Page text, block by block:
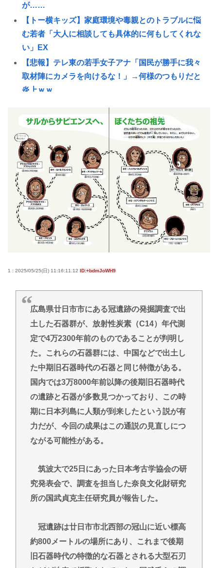
が……
【トー横キッズ】家庭環境や毒親とのトラブルに悩
む若者「大人に相談しても具体的に何もしてくれな
い」EX
【悲報】テレ東の若手女子アナ「国民が勝手に我々
取材陣にカメラを向けるな！」→何様のつもりだと
炎上ｗｗ
て言ったじゃねーか！」（ヽ´ん`）「」 反論できる？
昔のおまいら「マクドはクソ！モスバーガー最高
や！」👈この風潮はもう無くなった？
【悲報】3大バーガーキングの弱点「冷めてる」
【画像】1998年のギャルゲー雑誌www
現在ヤフコメ時速ランキング1位の記事がこれ。どう
思う？
「まるで難民キャンプ」 避難所の劣悪な環境に専
門家も「びっくりした」 車中泊にもリスクが
ベジットのベジータ要素、ネーミングセンスしかな
クーラーつけるくらいなら死を選ぶ 7割超え
Powered by livedoor 相互RSS
1 : 2025/05/25(日) 11:16:11.12 ID:+bdmJoWH9
広島県廿日市市にある冠遺跡の発掘調査で出
土した石器群が、放射性炭素（C14）年代測
定で4万2300年前のものであることが判明し
た。これらの石器群には、中国などで出土し
た中期旧石器時代の石器と同じ特徴がある。
国内では3万8000年前以降の後期旧石器時代
の遺跡と石器が多数見つかっており、この時
期に日本列島に人類が到来したという説が有
力だが、今回の成果はこの通説の見直しにつ
ながる可能性がある。
筑波大で25日にあった日本考古学協会の研
究発表会で、調査を担当した奈良文化財研究
所の国武貞克主任研究員が報告した。
冠遺跡は廿日市市北西部の冠山に近い標高
約800メートルの場所にあり、これまで後期
旧石器時代の特徴的な石器とされる大型石刃